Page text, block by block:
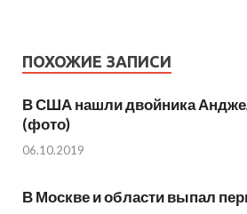
ПОХОЖИЕ ЗАПИСИ
В США нашли двойника
(фото)
06.10.2019
В Москве и области выпал